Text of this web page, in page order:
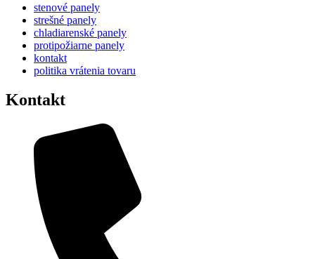
stenové panely
strešné panely
chladiarenské panely
protipožiarne panely
kontakt
politika vrátenia tovaru
Kontakt